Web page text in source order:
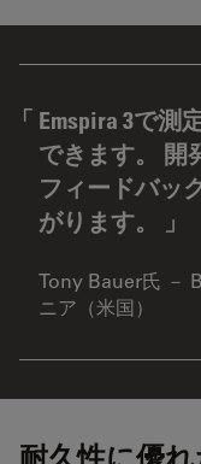
Emspira 3で測
できます。 開
フィードバッ
がります。
Tony Bauer氏 －
ニア（米国）
耐久性に優